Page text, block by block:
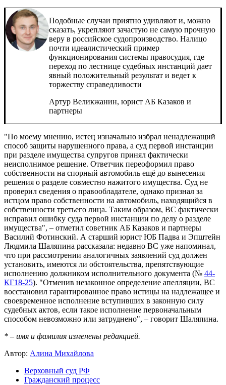
Подобные случаи приятно удивляют и, можно
сказать, укрепляют зачастую не самую прочную
веру в российское судопроизводство. Налицо
почти идеалистический пример
функционирования системы правосудия, где
переход по лестнице судебных инстанций дает
явный положительный результат и ведет к
торжеству справедливости
Артур Великжанин, юрист АБ Казаков и
партнеры
"По моему мнению, истец изначально избрал ненадлежащий
способ защиты нарушенного права, а суд первой инстанции
при разделе имущества супругов принял фактически
неисполнимое решение. Ответчик переоформил право
собственности на спорный автомобиль ещё до вынесения
решения о разделе совместно нажитого имущества. Суд не
проверил сведения о правообладателе, однако признал за
истцом право собственности на автомобиль, находящийся в
собственности третьего лица. Таким образом, ВС фактически
исправил ошибку суда первой инстанции по делу о разделе
имущества", – отметил советник АБ Казаков и партнеры
Василий Фотинский. А старший юрист ЮБ Падва и Эпштейн
Людмила Шаляпина рассказала: недавно ВС уже напоминал,
что при рассмотрении аналогичных заявлений суд должен
установить, имеются ли обстоятельства, препятствующие
исполнению должником исполнительного документа (№ 44-
КГ18-25). "Отменив незаконное определение апелляции, ВС
восстановил гарантированное право истицы на надлежащее и
своевременное исполнение вступивших в законную силу
судебных актов, если такое исполнение первоначальным
способом невозможно или затруднено", – говорит Шаляпина.
* – имя и фамилия изменены редакцией.
Автор: Алина Михайлова
Верховный суд РФ
Гражданский процесс